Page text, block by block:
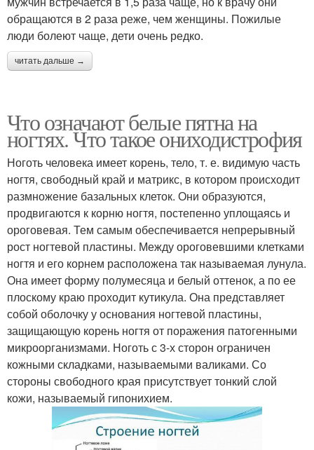
обращаются в 2 раза реже, чем женщины. Пожилые
люди болеют чаще, дети очень редко.
читать дальше →
Что означают белые пятна на
ногтях. Что такое ониходистрофия
Ноготь человека имеет корень, тело, т. е. видимую часть
ногтя, свободный край и матрикс, в котором происходит
размножение базальных клеток. Они образуются,
продвигаются к корню ногтя, постепенно уплощаясь и
ороговевая. Тем самым обеспечивается непрерывный
рост ногтевой пластины. Между ороговевшими клетками
ногтя и его корнем расположена так называемая лунула.
Она имеет форму полумесяца и белый оттенок, а по ее
плоскому краю проходит кутикула. Она представляет
собой оболочку у основания ногтевой пластины,
защищающую корень ногтя от поражения патогенными
микроорганизмами. Ноготь с 3-х сторон ограничен
кожными складками, называемыми валиками. Со
стороны свободного края присутствует тонкий слой
кожи, называемый гипонихием.